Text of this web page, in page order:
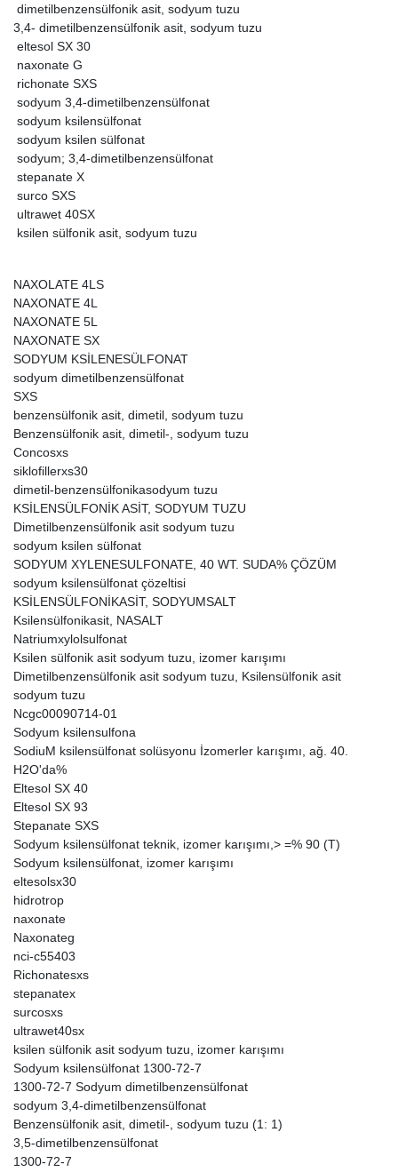
dimetilbenzensülfonik asit, sodyum tuzu
3,4- dimetilbenzensülfonik asit, sodyum tuzu
eltesol SX 30
naxonate G
richonate SXS
sodyum 3,4-dimetilbenzensülfonat
sodyum ksilensülfonat
sodyum ksilen sülfonat
sodyum; 3,4-dimetilbenzensülfonat
stepanate X
surco SXS
ultrawet 40SX
ksilen sülfonik asit, sodyum tuzu
NAXOLATE 4LS
NAXONATE 4L
NAXONATE 5L
NAXONATE SX
SODYUM KSİLENESÜLFONAT
sodyum dimetilbenzensülfonat
SXS
benzensülfonik asit, dimetil, sodyum tuzu
Benzensülfonik asit, dimetil-, sodyum tuzu
Concosxs
siklofillerxs30
dimetil-benzensülfonikasodyum tuzu
KSİLENSÜLFONİK ASİT, SODYUM TUZU
Dimetilbenzensülfonik asit sodyum tuzu
sodyum ksilen sülfonat
SODYUM XYLENESULFONATE, 40 WT. SUDA% ÇÖZÜM
sodyum ksilensülfonat çözeltisi
KSİLENSÜLFONİKASİT, SODYUMSALT
Ksilensülfonikasit, NASALT
Natriumxylolsulfonat
Ksilen sülfonik asit sodyum tuzu, izomer karışımı
Dimetilbenzensülfonik asit sodyum tuzu, Ksilensülfonik asit
sodyum tuzu
Ncgc00090714-01
Sodyum ksilensulfona
SodiuM ksilensülfonat solüsyonu İzomerler karışımı, ağ. 40.
H2O'da%
Eltesol SX 40
Eltesol SX 93
Stepanate SXS
Sodyum ksilensülfonat teknik, izomer karışımı,> =% 90 (T)
Sodyum ksilensülfonat, izomer karışımı
eltesolsx30
hidrotrop
naxonate
Naxonateg
nci-c55403
Richonatesxs
stepanatex
surcosxs
ultrawet40sx
ksilen sülfonik asit sodyum tuzu, izomer karışımı
Sodyum ksilensülfonat 1300-72-7
1300-72-7 Sodyum dimetilbenzensülfonat
sodyum 3,4-dimetilbenzensülfonat
Benzensülfonik asit, dimetil-, sodyum tuzu (1: 1)
3,5-dimetilbenzensülfonat
1300-72-7